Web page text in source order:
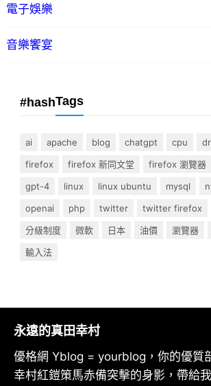
電子娛樂
音樂饗宴
#hashTags
ai apache blog chatgpt cpu
firefox
firefox 新同文堂 firefox 瀏覽器
gpt-4
linux linux ubuntu mysql
openai
php twitter twitter firefox
分級制度
微軟 日本 油價 瀏覽器
輸入法
永遠的真田幸村
優格網 Yblog = yourblog，你的優質
幸村紅鎧策馬赤備突擊的身影，帶給